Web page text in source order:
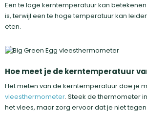
Een te lage kerntemperatuur kan
is, terwijl een te hoge temperatuur kan
eten.
Hoe meet je de kerntemperatuur
Het meten van de kerntemperatuur doe je
vleesthermometer. Steek de thermometer
het vlees, maar zorg ervoor dat je niet